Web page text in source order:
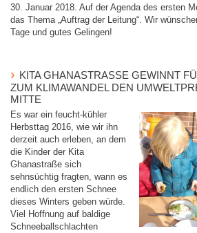
30. Januar 2018. Auf der Agenda des ersten
das Thema „Auftrag der Leitung“. Wir
Tage und gutes Gelingen!
KITA GHANASTRASSE GEWINNT
UM KLIMAWANDEL DEN
ITTE
Es war ein feucht-kühler
Herbsttag 2016, wie wir ihn
derzeit auch erleben, an dem
die Kinder der Kita
Ghanastraße sich
sehnsüchtig fragten, wann es
endlich den ersten Schnee
dieses Winters geben würde.
Viel Hoffnung auf baldige
Schneeballschlachten